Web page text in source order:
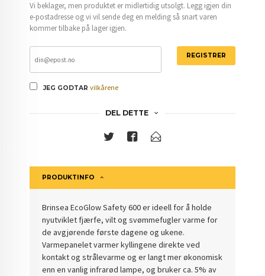
Vi beklager, men produktet er midlertidig utsolgt. Legg igjen din
e-postadresse og vi vil sende deg en melding så snart varen
kommer tilbake på lager igjen.
JEG GODTAR vilkårene
REGISTRER
DEL DETTE
PRODUKTINFO
Brinsea EcoGlow Safety 600 er ideell for å holde
nyutviklet fjærfe, vilt og svømmefugler varme for
de avgjørende første dagene og ukene.
Varmepanelet varmer kyllingene direkte ved
kontakt og strålevarme og er langt mer økonomisk
enn en vanlig infrarød lampe, og bruker ca. 5% av